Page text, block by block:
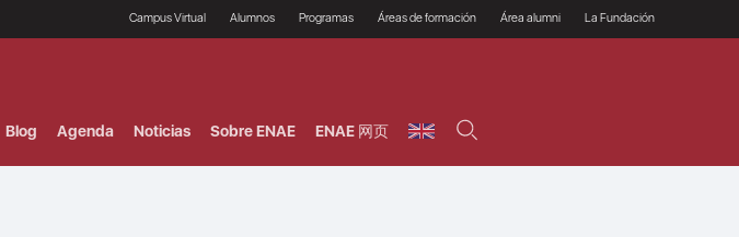
Campus Virtual Alumnos
Prácticas en empresas
Programas
Programas Ejecutivos
Áreas de formación
Riesgos
Área alumni La Fundación
Blog Agenda Noticias Sobre ENAE ENAE 网页